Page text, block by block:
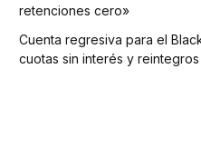
retenciones cero»
Cuenta regresiva para el
cuotas sin interés y reintegros